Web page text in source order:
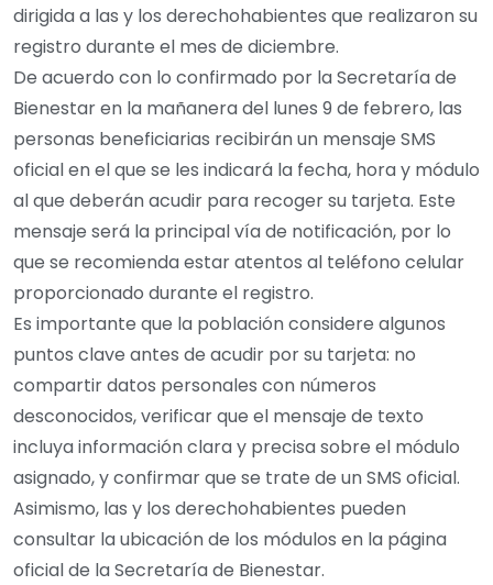
dirigida a las y los derechohabientes que realizaron su
registro durante el mes de diciembre.
De acuerdo con lo confirmado por la Secretaría de
Bienestar en la mañanera del lunes 9 de febrero, las
personas beneficiarias recibirán un mensaje SMS
oficial en el que se les indicará la fecha, hora y módulo
al que deberán acudir para recoger su tarjeta. Este
mensaje será la principal vía de notificación, por lo
que se recomienda estar atentos al teléfono celular
proporcionado durante el registro.
Es importante que la población considere algunos
puntos clave antes de acudir por su tarjeta: no
compartir datos personales con números
desconocidos, verificar que el mensaje de texto
incluya información clara y precisa sobre el módulo
asignado, y confirmar que se trate de un SMS oficial.
Asimismo, las y los derechohabientes pueden
consultar la ubicación de los módulos en la página
oficial de la Secretaría de Bienestar.